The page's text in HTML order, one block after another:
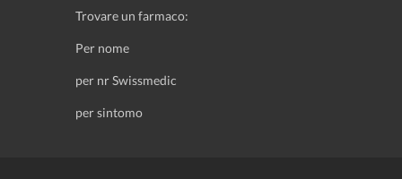
Trovare un farmaco:
Per nome
per nr Swissmedic
per sintomo